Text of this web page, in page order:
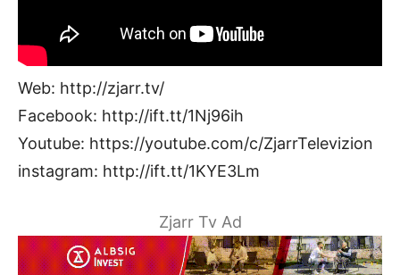
Web: http://zjarr.tv/
Facebook: http://ift.tt/1Nj96ih
Youtube: https://youtube.com/c/ZjarrTelevizion
instagram: http://ift.tt/1KYE3Lm
Zjarr Tv Ad